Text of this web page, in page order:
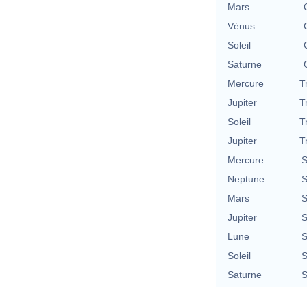
Mars
Vénus
Soleil
Saturne
Mercure
Jupiter
Soleil
Jupiter
Mercure
Neptune
Mars
Jupiter
Lune
Soleil
Saturne